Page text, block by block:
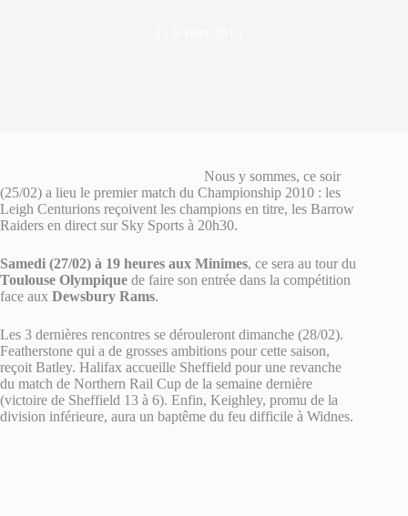
Nous y sommes, ce soir
(25/02) a lieu le premier match du Championship 2010 : les
Leigh Centurions reçoivent les champions en titre, les Barrow
Raiders en direct sur Sky Sports à 20h30.
Samedi (27/02) à 19 heures aux Minimes, ce sera au tour du
Toulouse Olympique de faire son entrée dans la compétition
face aux Dewsbury Rams.
Les 3 dernières rencontres se dérouleront dimanche (28/02).
Featherstone qui a de grosses ambitions pour cette saison,
reçoit Batley. Halifax accueille Sheffield pour une revanche
du match de Northern Rail Cup de la semaine dernière
(victoire de Sheffield 13 à 6). Enfin, Keighley, promu de la
division inférieure, aura un baptême du feu difficile à Widnes.